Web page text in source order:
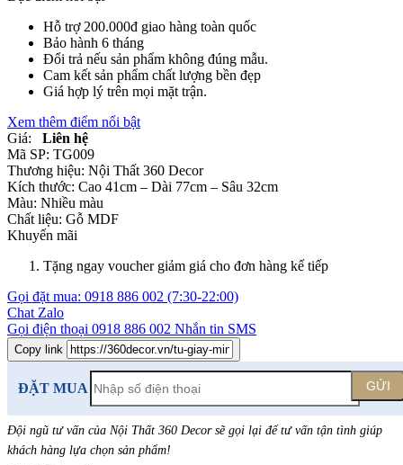
Hỗ trợ 200.000đ giao hàng toàn quốc
Bảo hành 6 tháng
Đổi trả nếu sản phẩm không đúng mẫu.
Cam kết sản phẩm chất lượng bền đẹp
Giá hợp lý trên mọi mặt trận.
Xem thêm điểm nổi bật
Giá:
Liên hệ
Mã SP: TG009
Thương hiệu: Nội Thất 360 Decor
Kích thước: Cao 41cm – Dài 77cm – Sâu 32cm
Màu: Nhiều màu
Chất liệu: Gỗ MDF
Khuyến mãi
Tặng ngay voucher giảm giá cho đơn hàng kế tiếp
Gọi đặt mua: 0918 886 002 (7:30-22:00)
Chat Zalo
Gọi điện thoại 0918 886 002 Nhắn tin SMS
Copy link
ĐẶT MUA GỬI
Đội ngũ tư vấn của Nội Thất 360 Decor sẽ gọi lại để tư vấn tận tình giúp
khách hàng lựa chọn sản phẩm!